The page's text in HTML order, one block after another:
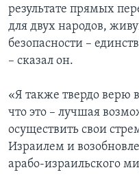
результате прямых
для двух народов,
безопасности –
– сказал он.
«Я также твердо верю
что это – лучшая
осуществить свои
Израилем и
арабо-израильского